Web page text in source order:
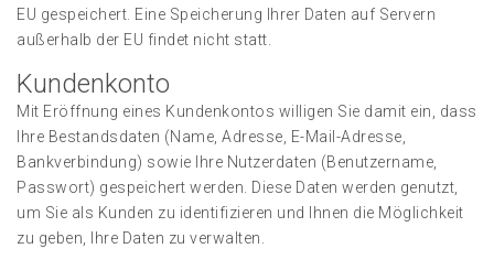
EU gespeichert. Eine Speicherung Ihrer Daten auf Servern
außerhalb der EU findet nicht statt.
Kundenkonto
Mit Eröffnung eines Kundenkontos willigen Sie damit ein, dass
Ihre Bestandsdaten (Name, Adresse, E-Mail-Adresse,
Bankverbindung) sowie Ihre Nutzerdaten (Benutzername,
Passwort) gespeichert werden. Diese Daten werden genutzt,
um Sie als Kunden zu identifizieren und Ihnen die Möglichkeit
zu geben, Ihre Daten zu verwalten.